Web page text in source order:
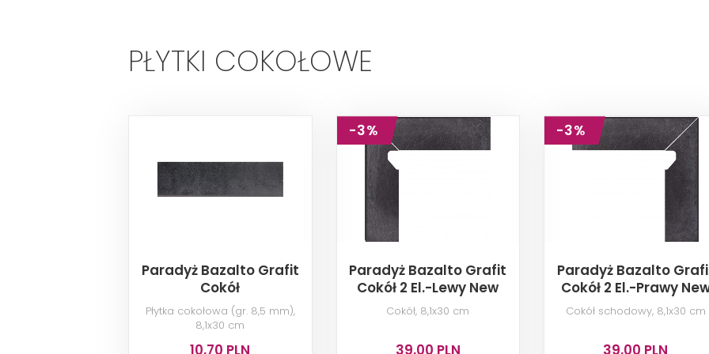
PŁYTKI COKOŁOWE
Paradyż Bazalto Grafit
Cokół
Płytka cokołowa (gr. 8,5 mm),
8,1x30 cm
10,70 PLN
-3%
Paradyż Bazalto Grafit
Cokół 2 El.-Lewy New
Nose
Cokół, 8,1x30 cm
39,00 PLN
-3%
Paradyż Bazalto
Cokół 2 El.-Prawy
Nose
Cokół schodowy, 8,1x30 cm
39,00 PLN